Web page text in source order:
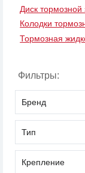
Диск тормозной
Колодки
Тормозная
Фильтры:
Бренд
Тип
Крепление